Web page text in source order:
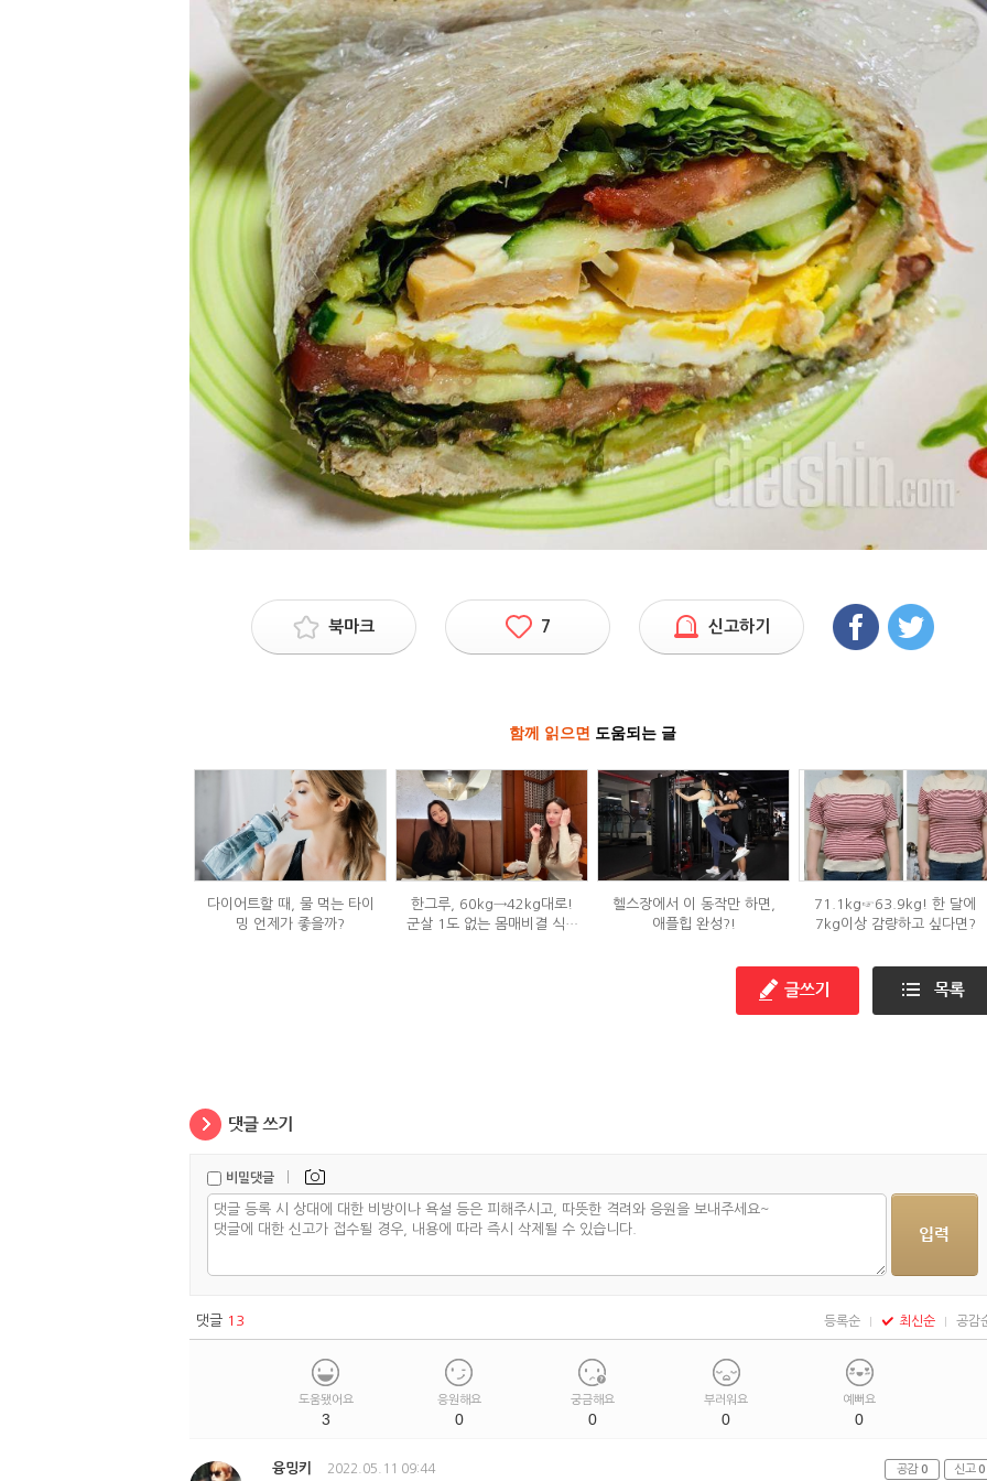
북마크 7 신고하기
함께 읽으면 도움되는 글
다이어트할 때, 물 먹는 타이
밍 언제가 좋을까?
한그루, 60kg→42kg대로!
군살 1도 없는 몸매비결 식단
헬스장에서 이 동작만 하면,
애플힙 완성?!
71.1kg☞63.9kg! 한 달에
7kg이상 감량하고 싶다면?
비밀댓글 |
댓글 13 등록순 최신순 공감
도움됐어요
3
응원해요
0
궁금해요
0
부러워요
0
예뻐요
0
융밍키 2022.05.11 09:44 공감 0 신고 0